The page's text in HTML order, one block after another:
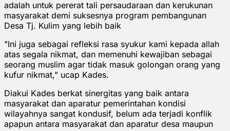
adalah untuk pererat tali persaudaraan dan kerukunan
masyarakat demi suksesnya program pembangunan
Desa Tj. Kulim yang lebih baik
"Ini juga sebagai refleksi rasa syukur kami kepada allah
atas segala nikmat, dan memenuhi kewajiban sebagai
seorang muslim agar tidak masuk golongan orang yang
kufur nikmat," ucap Kades.
Diakui Kades berkat sinergitas yang baik antara
masyarakat dan aparatur pemerintahan kondisi
wilayahnya sangat kondusif, belum ada terjadi konflik
apapun antara masyarakat dan aparatur desa maupun